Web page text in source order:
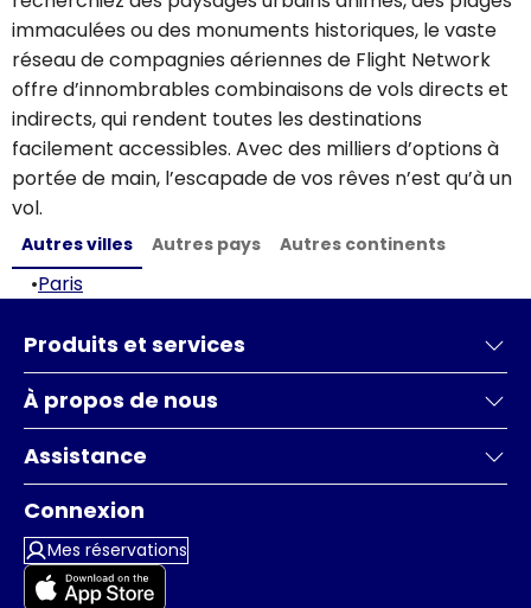
immaculées ou des monuments historiques, le vaste
réseau de compagnies aériennes de Flight Network
offre d’innombrables combinaisons de vols directs et
indirects, qui rendent toutes les destinations
facilement accessibles. Avec des milliers d’options à
portée de main, l’escapade de vos rêves n’est qu’à un
vol.
Autres villes Autres pays Autres continents
•Paris
Produits et services
À propos de nous
Assistance
Connexion
Mes réservations